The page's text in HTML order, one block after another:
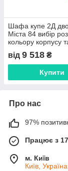
Шафа купе 2Д
Міста 84 вибір
кольору корпусу
від 9 518 ₴
Купити
Про нас
97%
Працює з
м. Київ
Київ, Україна